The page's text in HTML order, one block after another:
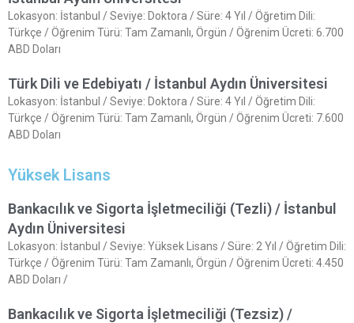
Lokasyon: İstanbul / Seviye: Doktora / Süre: 4 Yıl / Öğretim Dili:
Türkçe / Öğrenim Türü: Tam Zamanlı, Örgün / Öğrenim Ücreti: 6.700
ABD Doları
Türk Dili ve Edebiyatı / İstanbul Aydın Üniversitesi
Lokasyon: İstanbul / Seviye: Doktora / Süre: 4 Yıl / Öğretim Dili:
Türkçe / Öğrenim Türü: Tam Zamanlı, Örgün / Öğrenim Ücreti: 7.600
ABD Doları
Yüksek Lisans
Bankacılık ve Sigorta İşletmeciliği (Tezli) / İstanbul
Aydın Üniversitesi
Lokasyon: İstanbul / Seviye: Yüksek Lisans / Süre: 2 Yıl / Öğretim Dili:
Türkçe / Öğrenim Türü: Tam Zamanlı, Örgün / Öğrenim Ücreti: 4.450
ABD Doları /
Bankacılık ve Sigorta İşletmeciliği (Tezsiz) /